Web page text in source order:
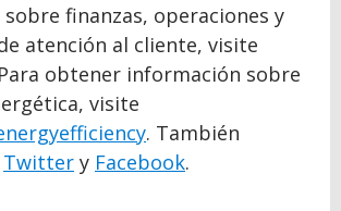
finanzas, operaciones y
atención al cliente, visite
obtener información sobre
visite
. También
Twitter y Facebook.